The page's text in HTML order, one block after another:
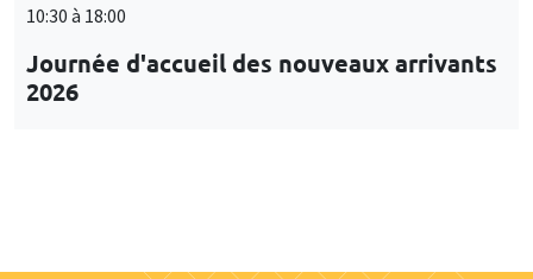
10:30 à 18:00
Journée d'accueil des nouveaux arrivants
2026